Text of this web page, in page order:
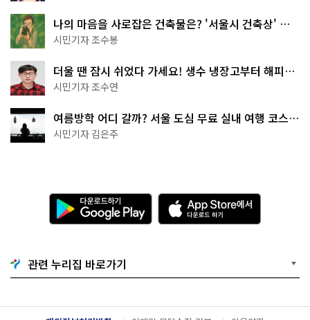
나의 마음을 사로잡은 건축물은? '서울시 건축상' 수
상작 공개!
시민기자 조수봉
더울 땐 잠시 쉬었다 가세요! 생수 냉장고부터 해피소
·무더위쉼터까지
시민기자 조수연
여름방학 어디 갈까? 서울 도심 무료 실내 여행 코스
추천
시민기자 김은주
다
운
로
기
G
o
g
l
A
p
p
e
서
다
관련 누리집 바로가기